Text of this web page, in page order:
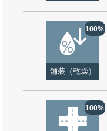
100%
舗装（乾燥）
100%